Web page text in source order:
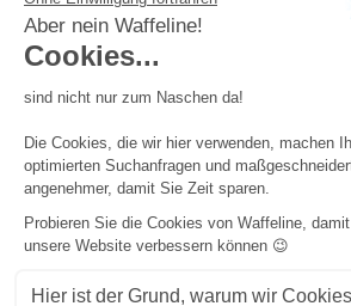
Campingplätze in der CÃ©vÃ¨nnes
OK
Copyright Capfun 2026 ©
Camping-Pass
Schnäppchenpreise
Impressum
Allgemeine Geschäftsbedingungen und